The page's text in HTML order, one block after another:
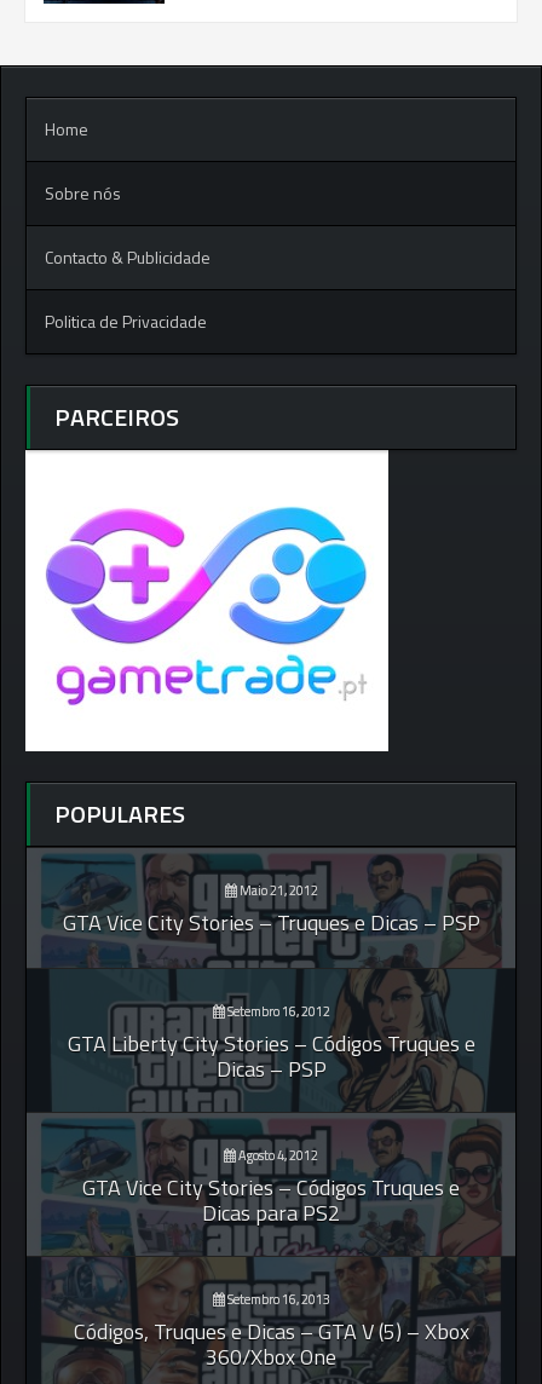
Home
Sobre nós
Contacto & Publicidade
Politica de Privacidade
PARCEIROS
POPULARES
Maio 21, 2012
GTA Vice City Stories – Truques e Dicas – PSP
Setembro 16, 2012
GTA Liberty City Stories – Códigos Truques e
Dicas – PSP
Agosto 4, 2012
GTA Vice City Stories – Códigos Truques e
Dicas para PS2
Setembro 16, 2013
Códigos, Truques e Dicas – GTA V (5) – Xbox
360/Xbox One